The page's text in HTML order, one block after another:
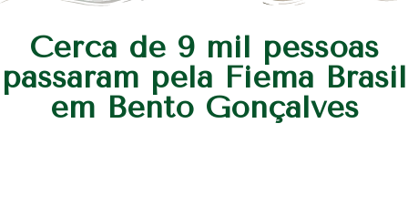
Cerca de 9 mil pessoas
passaram pela Fiema Brasil
em Bento Gonçalves